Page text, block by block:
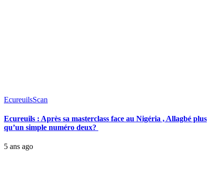
EcureuilsScan
Ecureuils : Après sa masterclass face au Nigéria , Allagbé plus
qu’un simple numéro deux?
5 ans ago